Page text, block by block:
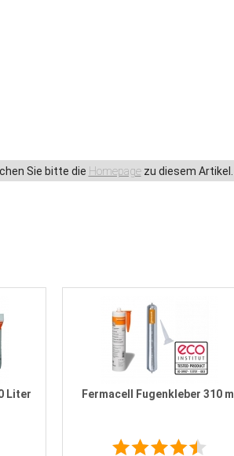
Sie bitte die Homepagezu diesem Artikel.
Liter Fermacell Fugenkleber 310 ml